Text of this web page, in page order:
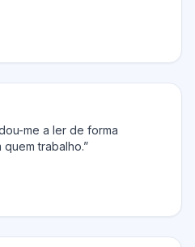
me a ler de forma
trabalho.”